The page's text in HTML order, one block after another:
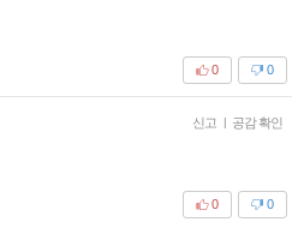
0
0
신고 | 공감 확인
0
0